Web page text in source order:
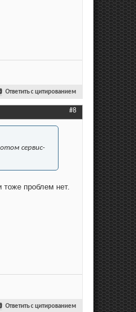
Ответить с цитированием
#8
сервис-
проблем нет.
Ответить с цитированием